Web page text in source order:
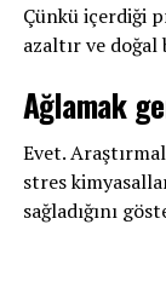
Çünkü içerdiği
azaltır ve
Ağlamak
Evet.
stres
sağladığını